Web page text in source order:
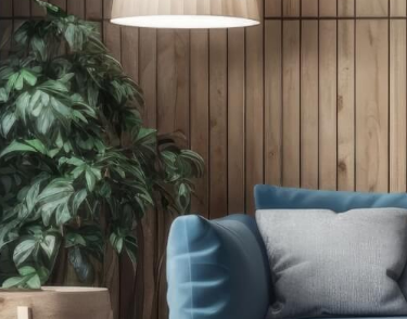
de l'ancien
du neuf
de l'immo pro
à l'année
TYPE DE BIEN